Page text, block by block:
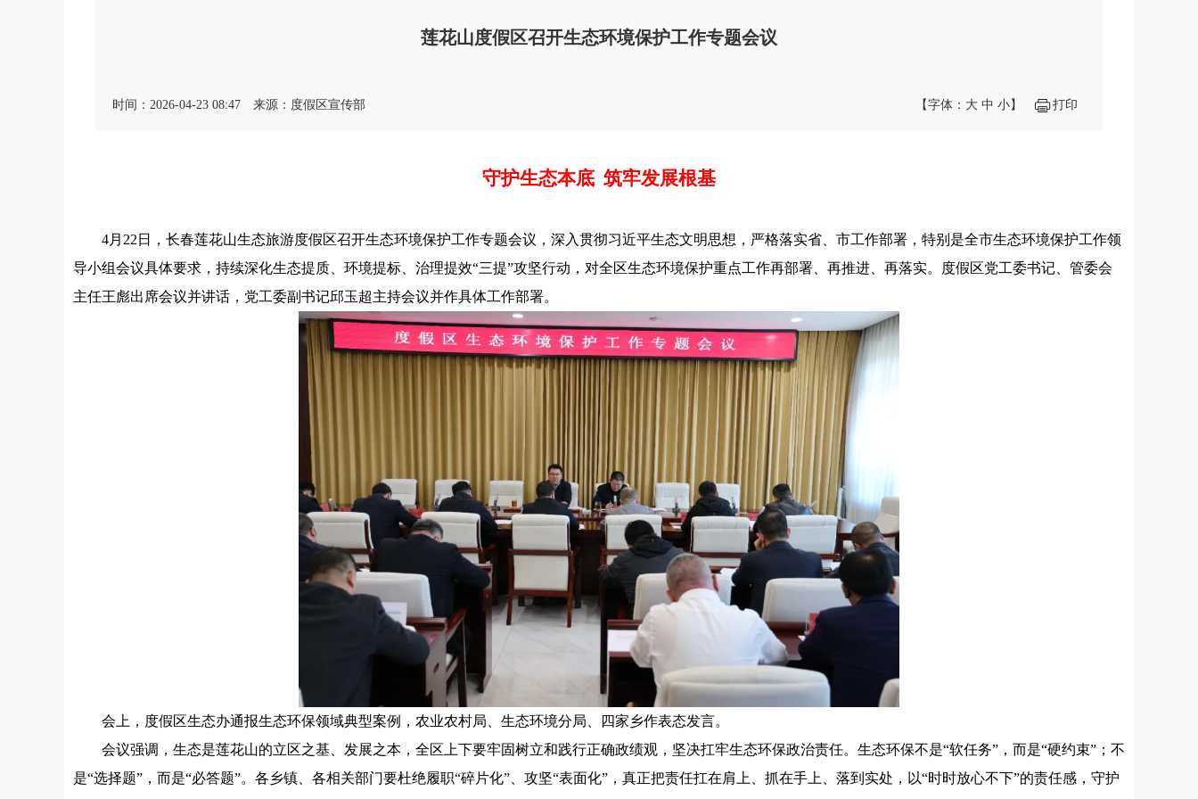
莲花山度假区召开生态环境保护工作专题会议
时间：2026-04-23 08:47 来源：度假区宣传部 【字体： 大 中 小】 打印
守护生态本底 筑牢发展根基
4月22日，长春莲花山生态旅游度假区召开生态环境保护工作专题会议，深入贯彻习近平生态文明思想，严格落实省、市工作部署，特别是全市生态环境保护工作领
导小组会议具体要求，持续深化生态提质、环境提标、治理提效“三提”攻坚行动，对全区生态环境保护重点工作再部署、再推进、再落实。度假区党工委书记、管委会
主任王彪出席会议并讲话，党工委副书记邱玉超主持会议并作具体工作部署。
会上，度假区生态办通报生态环保领域典型案例，农业农村局、生态环境分局、四家乡作表态发言。
会议强调，生态是莲花山的立区之基、发展之本，全区上下要牢固树立和践行正确政绩观，坚决扛牢生态环保政治责任。生态环保不是“软任务”，而是“硬约束”；不
是“选择题”，而是“必答题”。各乡镇、各相关部门要杜绝履职“碎片化”、攻坚“表面化”，真正把责任扛在肩上、抓在手上、落到实处，以“时时放心不下”的责任感，守护